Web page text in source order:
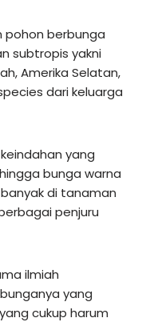
pohon berbunga
subtropis yakni
Amerika Selatan,
dari keluarga
yang
bunga warna
di tanaman
penjuru
ilmiah
yang
cukup harum